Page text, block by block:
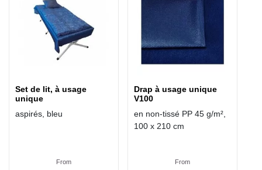
Set de lit, à usage
unique
aspirés, bleu
From
Drap à usage unique
V100
en non-tissé PP 45 g/m²,
100 x 210 cm
From